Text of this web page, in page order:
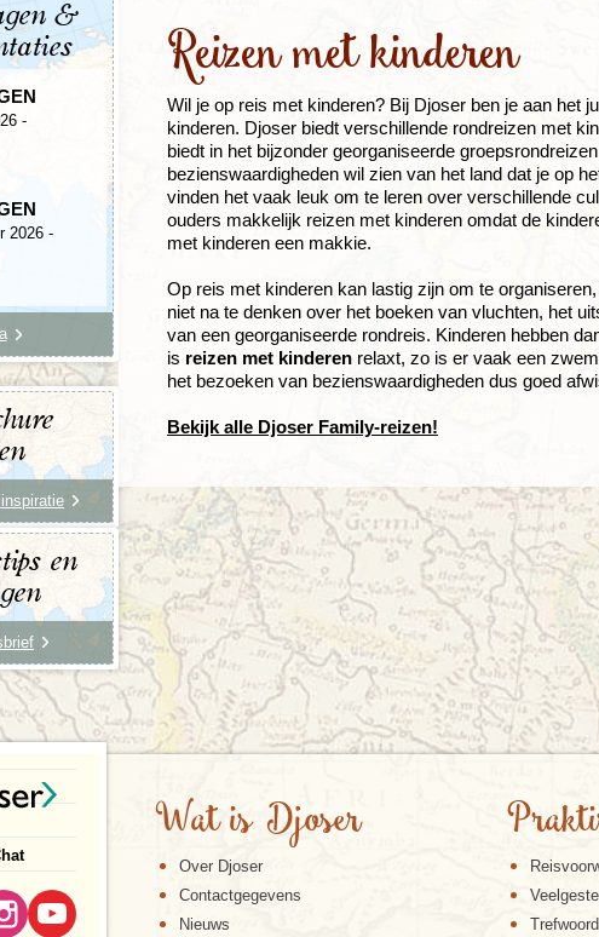
Reizen met kinderen
Wil je op reis met kinderen? Bij Djoser ben je aan het
kinderen. Djoser biedt verschillende rondreizen met
biedt in het bijzonder georganiseerde
bezienswaardigheden wil zien van het land dat je op
vinden het vaak leuk om te leren over verschillende
ouders makkelijk reizen met kinderen omdat de
met kinderen een makkie.
Op reis met kinderen kan lastig zijn om te
niet na te denken over het boeken van vluchten, het
van een georganiseerde rondreis. Kinderen hebben
is reizen met kinderen relaxt, zo is er vaak een
het bezoeken van bezienswaardigheden dus goed
Bekijk alle Djoser Family-reizen!
&
-
2026 -
en
Wat is Djoser
Over Djoser
Contactgegevens
Nieuws